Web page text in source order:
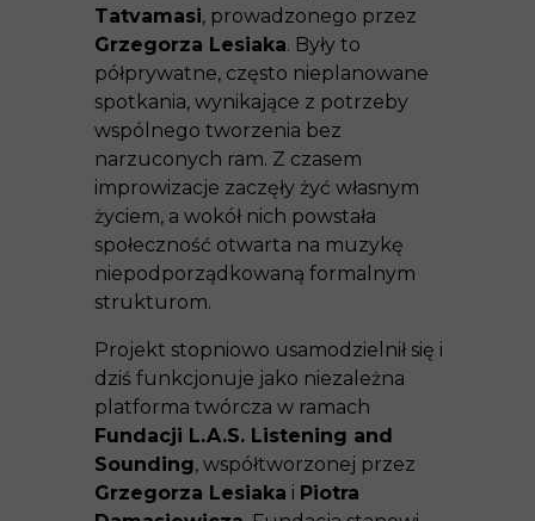
Tatvamasi, prowadzonego przez
Grzegorza Lesiaka. Były to
półprywatne, często nieplanowane
spotkania, wynikające z potrzeby
wspólnego tworzenia bez
narzuconych ram. Z czasem
improwizacje zaczęły żyć własnym
życiem, a wokół nich powstała
społeczność otwarta na muzykę
niepodporządkowaną formalnym
strukturom.
Projekt stopniowo usamodzielnił się i
dziś funkcjonuje jako niezależna
platforma twórcza w ramach
Fundacji L.A.S. Listening and
Sounding, współtworzonej przez
Grzegorza Lesiaka i Piotra